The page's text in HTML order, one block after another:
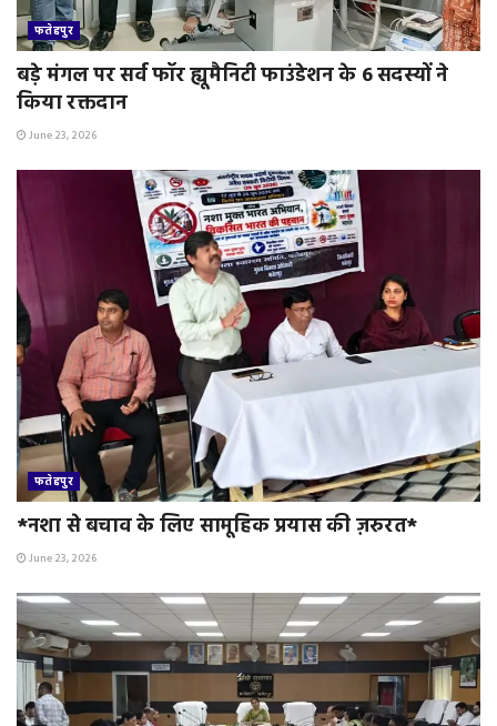
फतेहपुर
बड़े मंगल पर सर्व फॉर ह्यूमैनिटी फाउंडेशन के 6 सदस्यों ने
किया रक्तदान
June 23, 2026
फतेहपुर
*नशा से बचाव के लिए सामूहिक प्रयास की ज़रुरत*
June 23, 2026